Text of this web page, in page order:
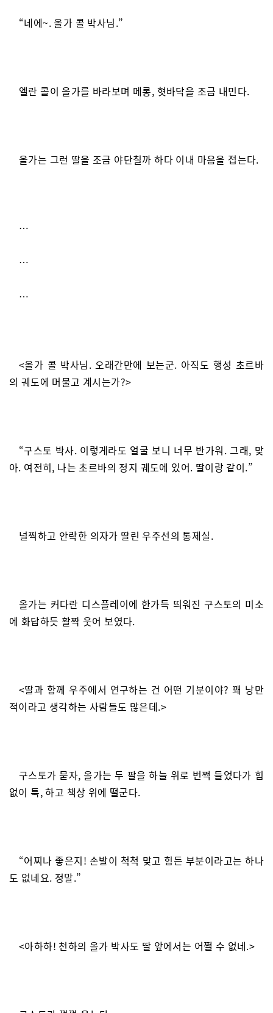
“네에~. 올가 콜 박사님.”
엘란 콜이 올가를 바라보며 메롱, 혓바닥을 조금 내민다.
올가는 그런 딸을 조금 야단칠까 하다 이내 마음을 접는다.
…
…
…
<올가 콜 박사님. 오래간만에 보는군. 아직도 행성 초르바
의 궤도에 머물고 계시는가?>
“구스토 박사. 이렇게라도 얼굴 보니 너무 반가워. 그래, 맞
아. 여전히, 나는 초르바의 정지 궤도에 있어. 딸이랑 같이.”
널찍하고 안락한 의자가 딸린 우주선의 통제실.
올가는 커다란 디스플레이에 한가득 띄워진 구스토의 미소
에 화답하듯 활짝 웃어 보였다.
<딸과 함께 우주에서 연구하는 건 어떤 기분이야? 꽤 낭만
적이라고 생각하는 사람들도 많은데.>
구스토가 묻자, 올가는 두 팔을 하늘 위로 번쩍 들었다가 힘
없이 툭, 하고 책상 위에 떨군다.
“어찌나 좋은지! 손발이 척척 맞고 힘든 부분이라고는 하나
도 없네요. 정말.”
<아하하! 천하의 올가 박사도 딸 앞에서는 어쩔 수 없네.>